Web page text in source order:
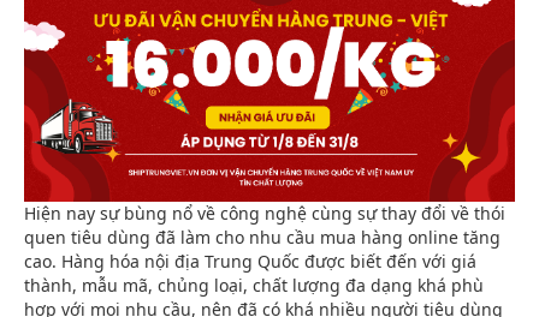
Hiện nay sự bùng nổ về công nghệ cùng sự thay đổi về thói
quen tiêu dùng đã làm cho nhu cầu mua hàng online tăng
cao. Hàng hóa nội địa Trung Quốc được biết đến với giá
thành, mẫu mã, chủng loại, chất lượng đa dạng khá phù
hợp với mọi nhu cầu, nên đã có khá nhiều người tiêu dùng